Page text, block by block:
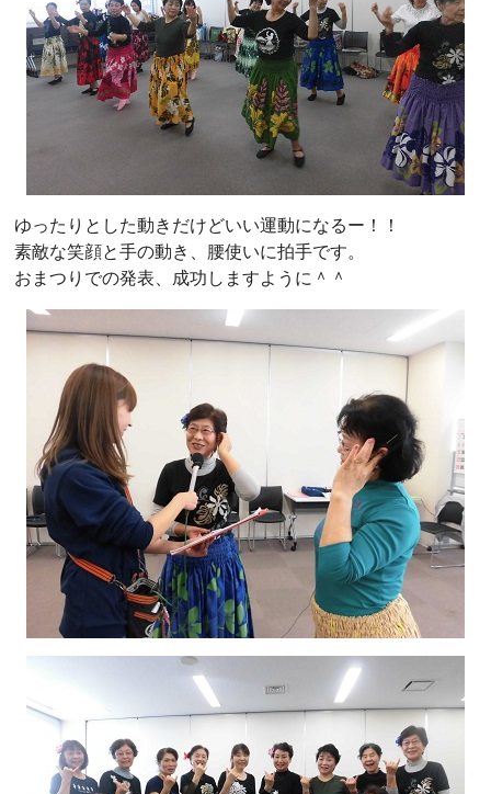
ゆったりとした動きだけどいい運動になるー！！
素敵な笑顔と手の動き、腰使いに拍手です。
おまつりでの発表、成功しますように＾＾